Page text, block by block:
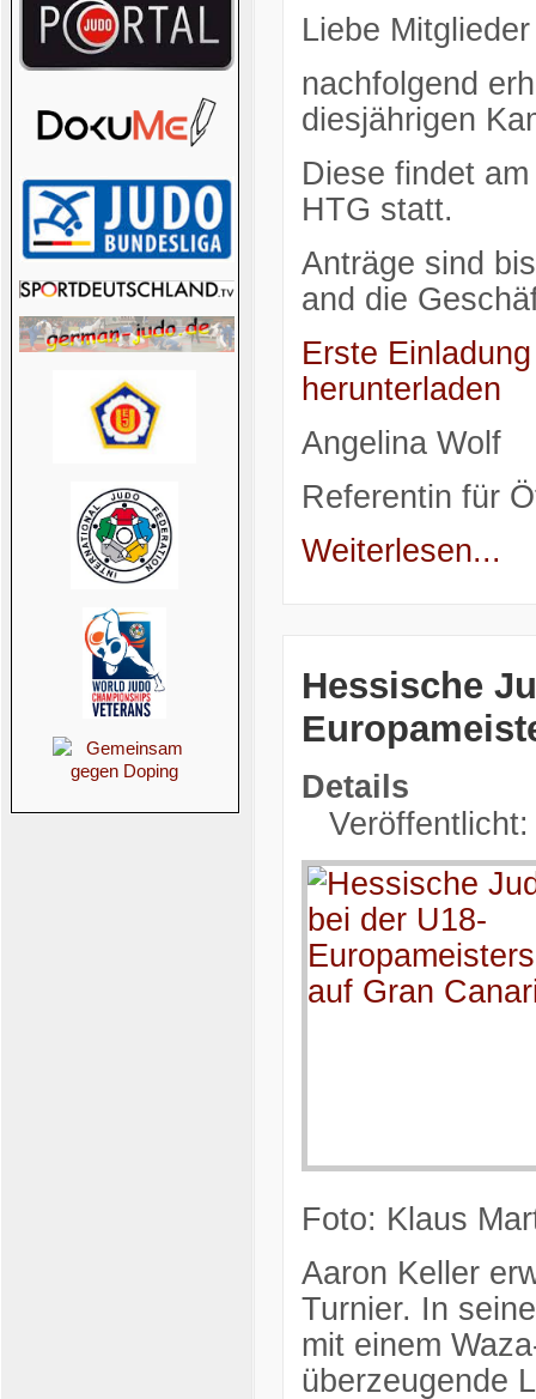
Liebe
nachfolgend
diesjährigen
Diese findet
HTG statt.
Anträge sind
and die
Erste
herunterladen
Angelina Wolf
Referentin für
Weiterlesen...
Hessische
Details
Foto: Klaus
Aaron Keller
Turnier. In
mit einem
überzeugende